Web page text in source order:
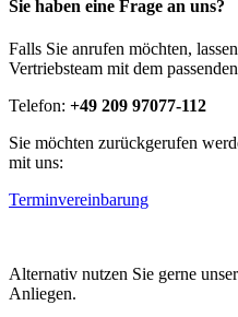
Sie haben eine Frage an uns?
Falls Sie anrufen möchten,
Vertriebsteam mit dem
Telefon: +49 209 97077-112
Sie möchten zurückgerufen
mit uns:
Terminvereinbarung
Alternativ nutzen Sie gerne
Anliegen.